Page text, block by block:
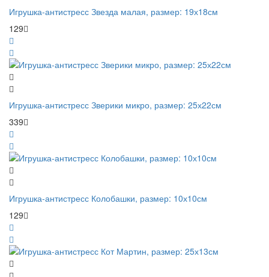
Игрушка-антистресс Звезда малая, размер: 19х18см
129
Игрушка-антистресс Зверики микро, размер: 25х22см
339
Игрушка-антистресс Колобашки, размер: 10х10см
129